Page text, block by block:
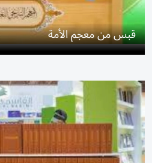
قبس من معجم الأمة